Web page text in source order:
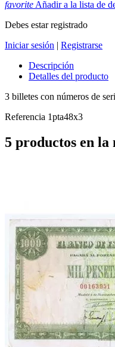
favorite Añadir a la lista de
Debes estar registrado
Iniciar sesión | Registrarse
Descripción
Detalles del producto
3 billetes con números de
Referencia 1pta48x3
5 productos en